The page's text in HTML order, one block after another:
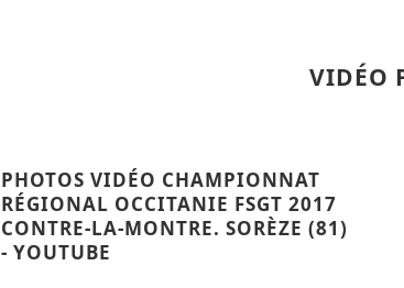
VIDÉO
PHOTOS VIDÉO CHAMPIONNAT
RÉGIONAL OCCITANIE FSGT 2017
CONTRE-LA-MONTRE. SORÈZE (81)
- YOUTUBE